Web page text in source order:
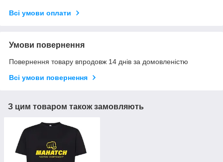
Всі умови оплати
Умови повернення
Повернення товару впродовж 14 днів за домовленістю
Всі умови повернення
З цим товаром також замовляють